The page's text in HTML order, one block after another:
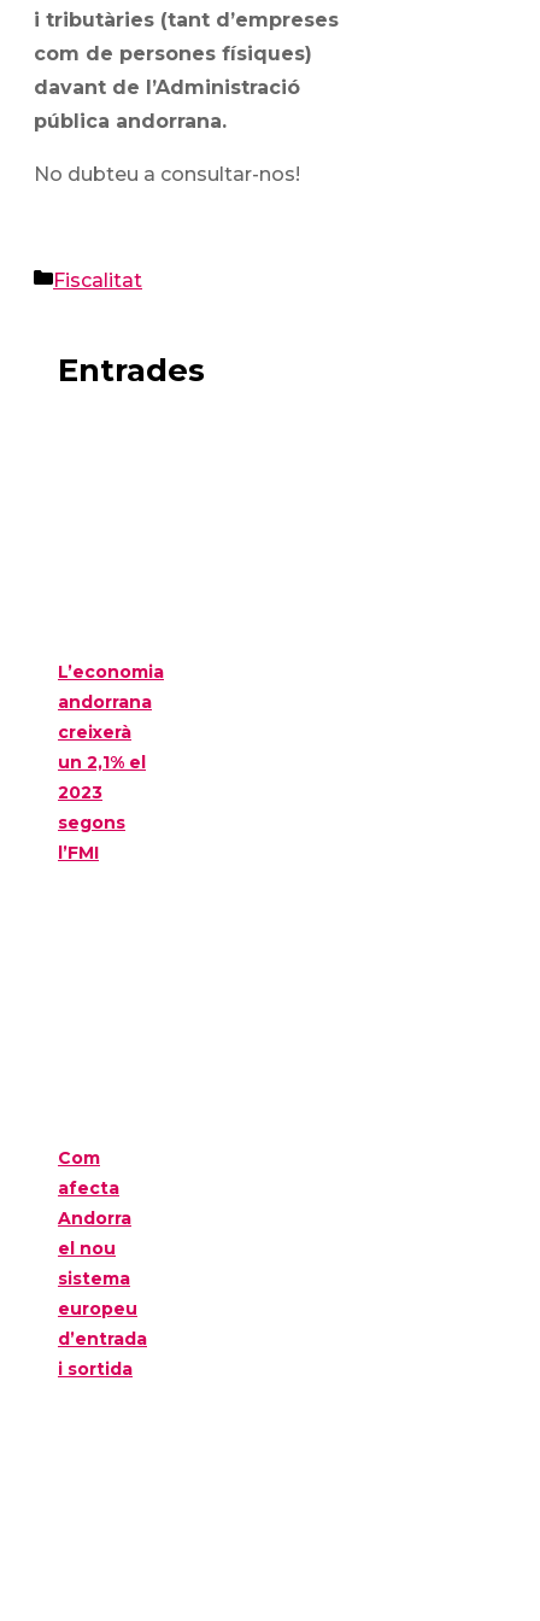
i tributàries (tant d’empreses
com de persones físiques)
davant de l’Administració
pública andorrana.
No dubteu a consultar-nos!
Categories
Fiscalitat
Entrades
L’economia
andorrana
creixerà
un 2,1% el
2023
segons
l’FMI
Com
afecta
Andorra
el nou
sistema
europeu
d’entrada
i sortida